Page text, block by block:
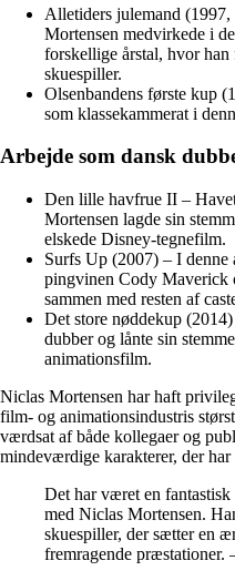
Alletiders julemand
Mortensen medvirkede i
forskellige årstal, hvor
skuespiller.
Olsenbandens første kup
som klassekammerat i
Arbejde som dansk
Den lille havfrue II –
Mortensen lagde sin
elskede Disney-tegnefilm.
Surfs Up (2007) – I denne
pingvinen Cody Maverick
sammen med resten af
Det store nøddekup
dubber og lånte sin
animationsfilm.
Niclas Mortensen har haft
film- og animationsindustris
værdsat af både kollegaer og
mindeværdige karakterer, der
Det har været en fantastisk
med Niclas Mortensen.
skuespiller, der sætter en
fremragende præstationer.